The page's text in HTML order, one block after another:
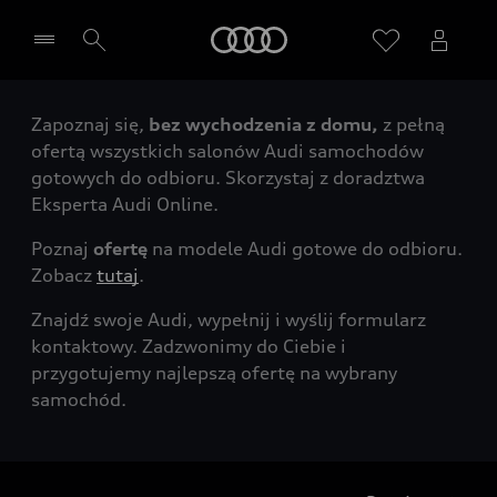
Wybierz Twojego Partnera Audi
Zapoznaj się, bez wychodzenia z domu, z pełną
ofertą wszystkich salonów Audi samochodów
gotowych do odbioru. Skorzystaj z doradztwa
Eksperta Audi Online.
Poznaj ofertę na modele Audi gotowe do odbioru.
Zobacz tutaj.
Znajdź swoje Audi, wypełnij i wyślij formularz
kontaktowy. Zadzwonimy do Ciebie i
przygotujemy najlepszą ofertę na wybrany
samochód.